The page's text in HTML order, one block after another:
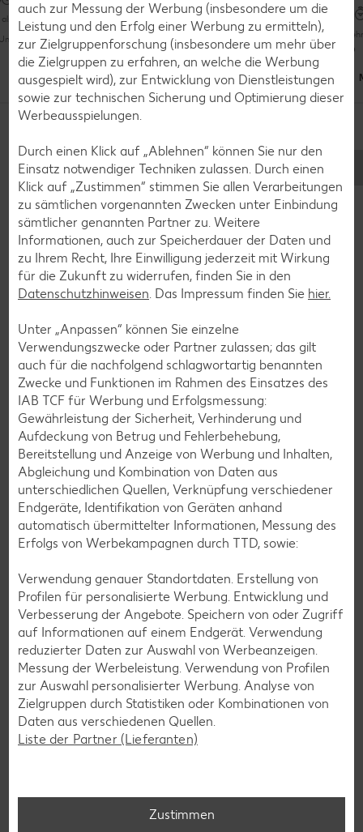
60 Minuten
Mehr als 60 Minuten
Raffiniert
Mit Video
Unkompliziert
Noch mehr Rezepte entdecken
Zurück zum Lebensmittellexikon
Weitere interessante Artikel
Backpulver
Backpulver ist ein Triebmittel. Das in ihm enthaltene Natron
stellt Gasbläschen zur Teiglockerung zur Verfügung, die
mithilfe von Säure freigesetzt werden.
Erfahre mehr
auch zur Messung der Werbung (insbesondere um die
Leistung und den Erfolg einer Werbung zu ermitteln),
zur Zielgruppenforschung (insbesondere um mehr über
die Zielgruppen zu erfahren, an welche die Werbung
ausgespielt wird), zur Entwicklung von Dienstleistungen
sowie zur technischen Sicherung und Optimierung dieser
Werbeausspielungen.
Durch einen Klick auf „Ablehnen“ können Sie nur den
Einsatz notwendiger Techniken zulassen. Durch einen
Klick auf „Zustimmen“ stimmen Sie allen Verarbeitungen
zu sämtlichen vorgenannten Zwecken unter Einbindung
sämtlicher genannten Partner zu. Weitere
Informationen, auch zur Speicherdauer der Daten und
zu Ihrem Recht, Ihre Einwilligung jederzeit mit Wirkung
für die Zukunft zu widerrufen, finden Sie in den
Datenschutzhinweisen. Das Impressum finden Sie hier.
Unter „Anpassen“ können Sie einzelne
Verwendungszwecke oder Partner zulassen; das gilt
auch für die nachfolgend schlagwortartig benannten
Zwecke und Funktionen im Rahmen des Einsatzes des
IAB TCF für Werbung und Erfolgsmessung:
Gewährleistung der Sicherheit, Verhinderung und
Aufdeckung von Betrug und Fehlerbehebung,
Bereitstellung und Anzeige von Werbung und Inhalten,
Abgleichung und Kombination von Daten aus
unterschiedlichen Quellen, Verknüpfung verschiedener
Endgeräte, Identifikation von Geräten anhand
automatisch übermittelter Informationen, Messung des
Erfolgs von Werbekampagnen durch TTD, sowie:
Verwendung genauer Standortdaten. Erstellung von
Profilen für personalisierte Werbung. Entwicklung und
Verbesserung der Angebote. Speichern von oder Zugriff
auf Informationen auf einem Endgerät. Verwendung
reduzierter Daten zur Auswahl von Werbeanzeigen.
Messung der Werbeleistung. Verwendung von Profilen
zur Auswahl personalisierter Werbung. Analyse von
Zielgruppen durch Statistiken oder Kombinationen von
Daten aus verschiedenen Quellen.
Liste der Partner (Lieferanten)
Zustimmen